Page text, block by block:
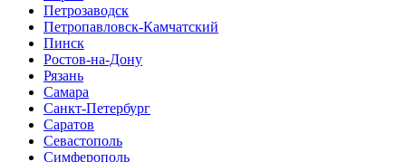
Петрозаводск
Петропавловск-Камчатский
Пинск
Ростов-на-Дону
Рязань
Самара
Санкт-Петербург
Саратов
Севастополь
Симферополь